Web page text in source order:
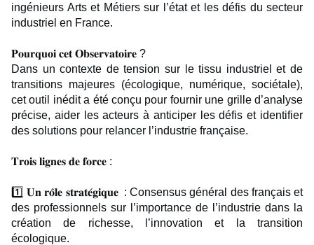
ingénieurs Arts et Métiers sur l’état et les défis du secteur
industriel en France.
𝐏𝐨𝐮𝐫𝐪𝐮𝐨𝐢 𝐜𝐞𝐭 𝐎𝐛𝐬𝐞𝐫𝐯𝐚𝐭𝐨𝐢𝐫𝐞 ?
Dans un contexte de tension sur le tissu industriel et de
transitions majeures (écologique, numérique, sociétale),
cet outil inédit a été conçu pour fournir une grille d’analyse
précise, aider les acteurs à anticiper les défis et identifier
des solutions pour relancer l’industrie française.
𝐓𝐫𝐨𝐢𝐬 𝐥𝐢𝐠𝐧𝐞𝐬 𝐝𝐞 𝐟𝐨𝐫𝐜𝐞 :
1️⃣ 𝐔𝐧 𝐫𝐨̂𝐥𝐞 𝐬𝐭𝐫𝐚𝐭𝐞́𝐠𝐢𝐪𝐮𝐞 : Consensus général des français et
des professionnels sur l’importance de l’industrie dans la
création de richesse, l’innovation et la transition
écologique.